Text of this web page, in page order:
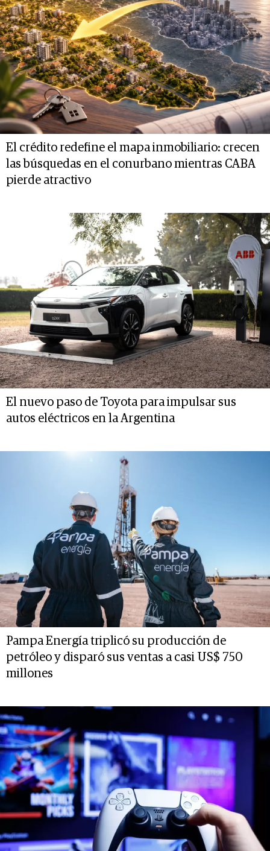
El crédito redefine el mapa inmobiliario: crecen
las búsquedas en el conurbano mientras CABA
pierde atractivo
El nuevo paso de Toyota para impulsar sus
autos eléctricos en la Argentina
Pampa Energía triplicó su producción de
petróleo y disparó sus ventas a casi US$ 750
millones